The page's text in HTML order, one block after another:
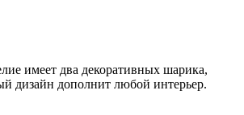
имеет два декоративных шарика,
дизайн дополнит любой интерьер.